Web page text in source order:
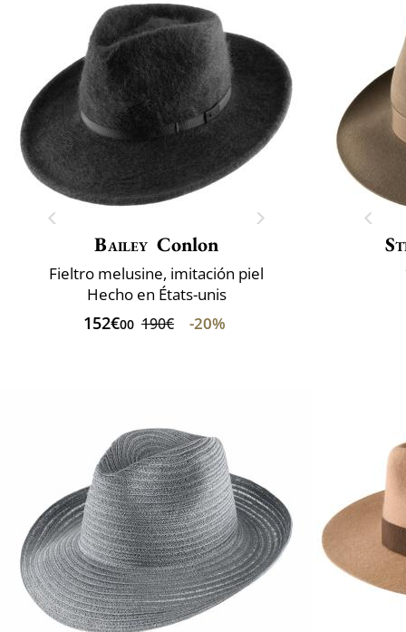
Bailey Conlon
Fieltro melusine, imitación piel
Hecho en États-unis
152€00 190€ -20%